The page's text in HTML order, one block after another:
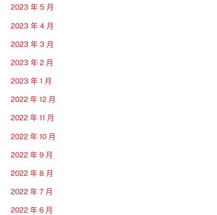
2023 年 5 月
2023 年 4 月
2023 年 3 月
2023 年 2 月
2023 年 1 月
2022 年 12 月
2022 年 11 月
2022 年 10 月
2022 年 9 月
2022 年 8 月
2022 年 7 月
2022 年 6 月